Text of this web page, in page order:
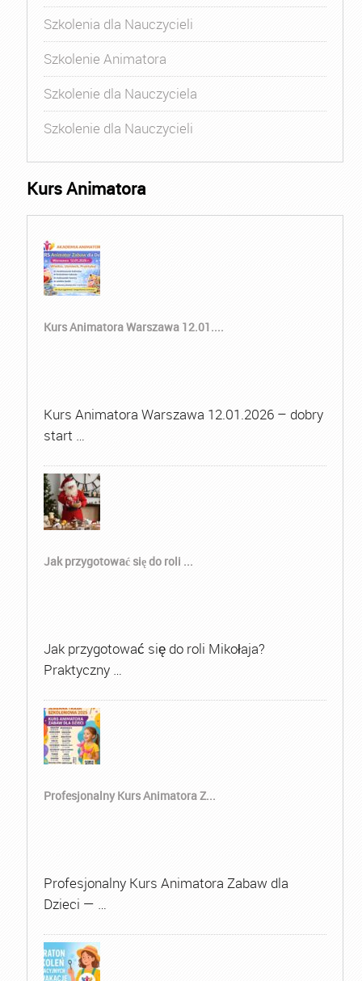
Szkolenia dla Nauczycieli
Szkolenie Animatora
Szkolenie dla Nauczyciela
Szkolenie dla Nauczycieli
Kurs Animatora
Kurs Animatora Warszawa 12.01....
Kurs Animatora Warszawa 12.01.2026 – dobry
start …
Jak przygotować się do roli ...
Jak przygotować się do roli Mikołaja?
Praktyczny …
Profesjonalny Kurs Animatora Z...
Profesjonalny Kurs Animatora Zabaw dla
Dzieci — …